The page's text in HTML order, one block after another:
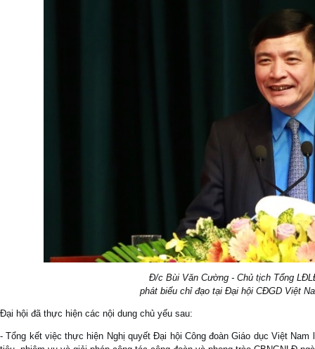
Đ/c Bùi Văn Cường - Chủ tịch Tổng
phát biểu chỉ đạo tại Đại hội CĐGD Việt
Đại hội đã thực hiện các nội dung chủ yếu sau:
- Tổng kết việc thực hiện Nghị quyết Đại hội Công đoàn Giáo dục Việt